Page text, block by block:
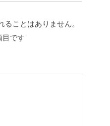
ることはありません。
目です